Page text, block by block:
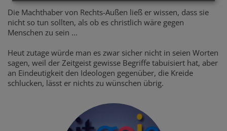
Die Machthaber von Rechts-Außen ließ er wissen, dass sie
nicht so tun sollten, als ob es christlich wäre gegen
Menschen zu sein ...
Heut zutage würde man es zwar sicher nicht in seien Worten
sagen, weil der Zeitgeist gewisse Begriffe tabuisiert hat, aber
an Eindeutigkeit den Ideologen gegenüber, die Kreide
schlucken, lässt er nichts zu wünschen übrig.